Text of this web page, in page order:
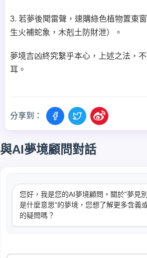
3. 若夢後聞雷聲，速購綠色植物置東
生火補蛇象，木剋土防財泄）。
夢境吉凶終究繫乎本心，上述之法，
耳。
分享到：
與AI夢境顧問對話
您好，我是您的AI夢境顧問。關於"夢見
是什麼意思"的夢境，您想了解更多含義
的疑問嗎？